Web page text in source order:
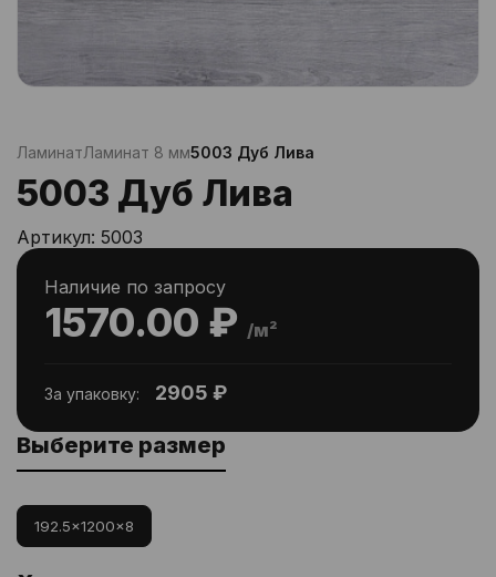
ЛаминатЛаминат 8 мм5003 Дуб Лива
5003 Дуб Лива
Артикул: 5003
1570.00 ₽ /м²
Наличие по запросу
За упаковку: 2905 ₽
Выберите размер
192.5x1200x8